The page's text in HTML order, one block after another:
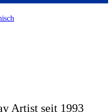
Artist seit 1993